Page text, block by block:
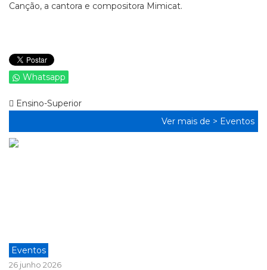
Canção, a cantora e compositora Mimicat.
Whatsapp
Ensino-Superior
Ver mais de > Eventos
Eventos
26 junho 2026